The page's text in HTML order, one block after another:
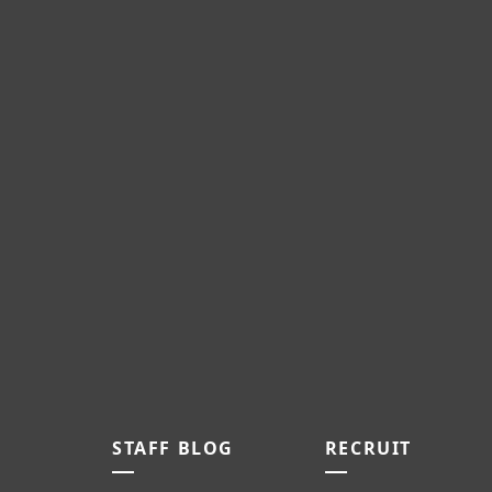
STAFF BLOG RECRUIT